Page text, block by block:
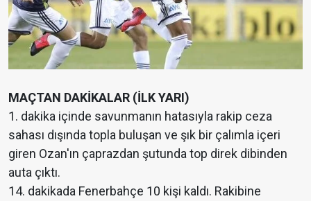
MAÇTAN DAKİKALAR (İLK YARI)
1. dakika içinde savunmanın hatasıyla rakip ceza
sahası dışında topla buluşan ve şık bir çalımla içeri
giren Ozan'ın çaprazdan şutunda top direk dibinden
auta çıktı.
14. dakikada Fenerbahçe 10 kişi kaldı. Rakibine